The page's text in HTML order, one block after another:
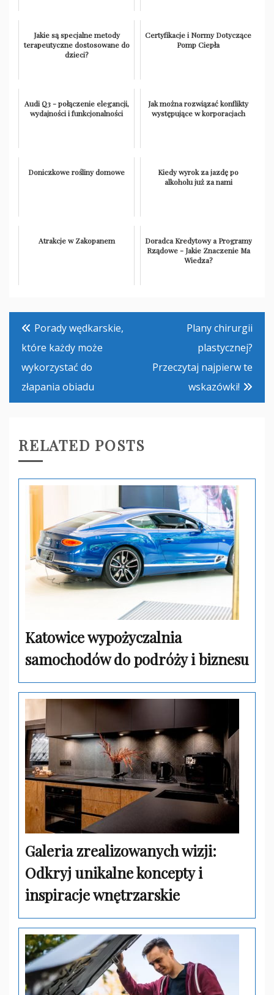
Jakie są specjalne metody
terapeutyczne dostosowane do
dzieci?
Certyfikacje i Normy Dotyczące
Pomp Ciepła
Audi Q3 - połączenie elegancji,
wydajności i funkcjonalności
Jak można rozwiązać konflikty
występujące w korporacjach
Doniczkowe rośliny domowe
Kiedy wyrok za jazdę po
alkoholu już za nami
Atrakcje w Zakopanem
Doradca Kredytowy a Programy
Rządowe - Jakie Znaczenie Ma
Wiedza?
Nawigacja
wpisu
Porady wędkarskie,
które każdy może
wykorzystać do
złapania obiadu
Plany chirurgii
plastycznej?
Przeczytaj najpierw te
wskazówki!
RELATED POSTS
Katowice wypożyczalnia
samochodów do podróży i biznesu
Galeria zrealizowanych wizji:
Odkryj unikalne koncepty i
inspiracje wnętrzarskie